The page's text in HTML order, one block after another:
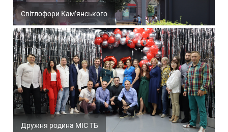
Світлофори Кам’янського
Дружня родина МІС ТБ